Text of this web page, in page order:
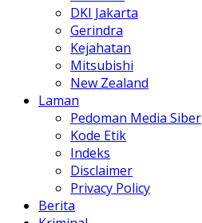
DKI Jakarta
Gerindra
Kejahatan
Mitsubishi
New Zealand
Laman
Pedoman Media Siber
Kode Etik
Indeks
Disclaimer
Privacy Policy
Berita